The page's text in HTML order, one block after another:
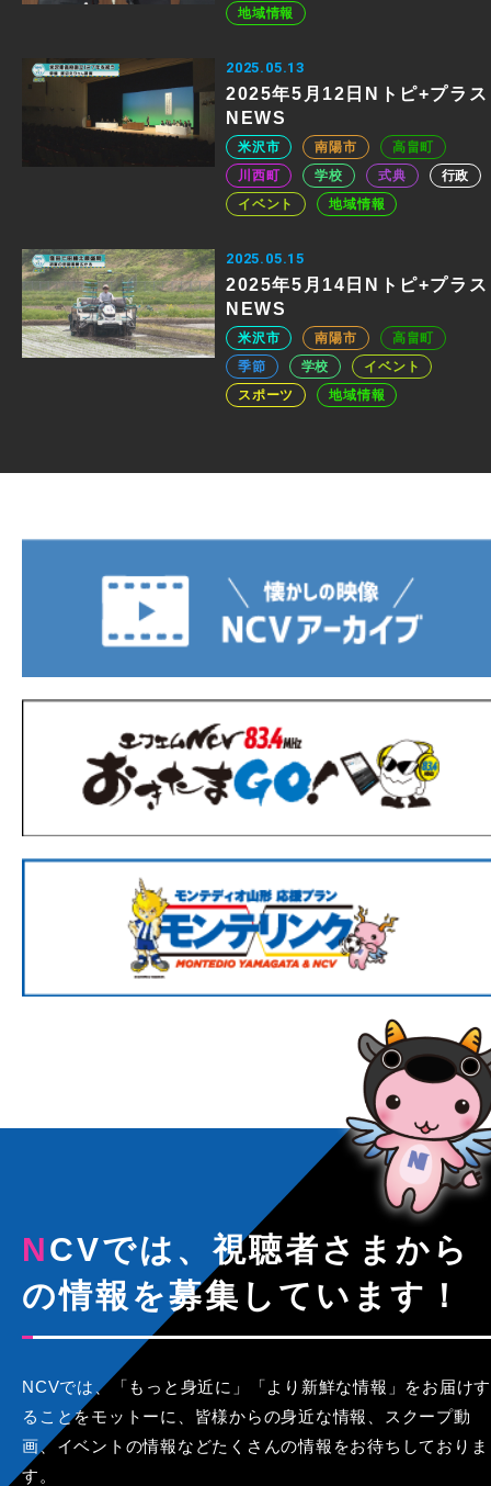
地域情報
2025.05.13
2025年5月12日Nトピ+プラス
NEWS
米沢市 南陽市
高畠町
川西町
学校 式典
行政
イベント
地域情報
2025.05.15
2025年5月14日Nトピ+プラス
NEWS
米沢市 南陽市
高畠町
季節
学校
イベント
スポーツ
地域情報
NCVでは、視聴者さまから
の情報を募集しています！
NCVでは、「もっと身近に」「より新鮮な情報」をお届けす
ることをモットーに、皆様からの身近な情報、スクープ動
画、イベントの情報などたくさんの情報をお待ちしておりま
す。